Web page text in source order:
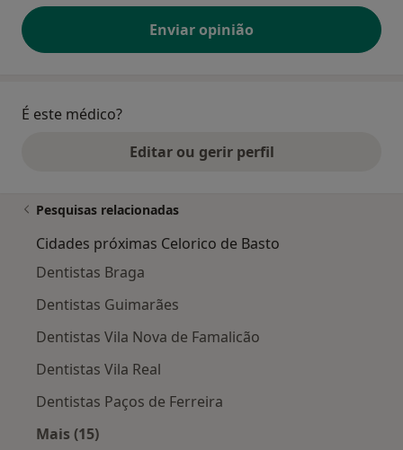
Enviar opinião
É este médico?
Editar ou gerir perfil
Pesquisas relacionadas
Cidades próximas Celorico de Basto
Dentistas Braga
Dentistas Guimarães
Dentistas Vila Nova de Famalicão
Dentistas Vila Real
Dentistas Paços de Ferreira
Mais (15)